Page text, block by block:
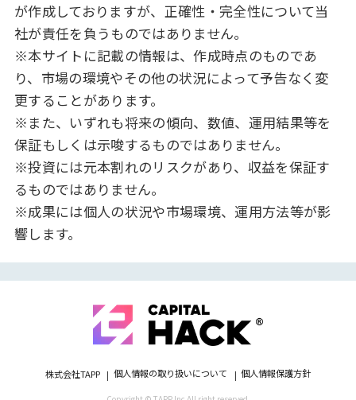
が作成しておりますが、正確性・完全性について当
社が責任を負うものではありません。
※本サイトに記載の情報は、作成時点のものであ
り、市場の環境やその他の状況によって予告なく変
更することがあります。
※また、いずれも将来の傾向、数値、運用結果等を
保証もしくは示唆するものではありません。
※投資には元本割れのリスクがあり、収益を保証す
るものではありません。
※成果には個人の状況や市場環境、運用方法等が影
響します。
株式会社TAPP 個人情報の取り扱いについて 個人情報保護方針